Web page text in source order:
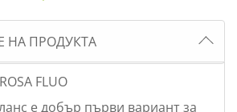
НА ПРОДУКТА
FLUO
е добър първи вариант за